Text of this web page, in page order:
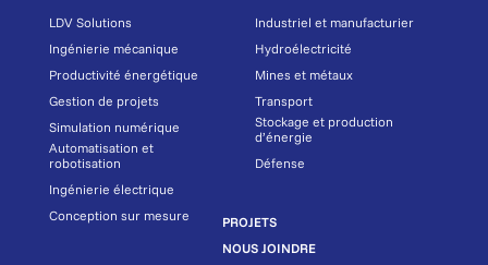
LDV Solutions
Ingénierie mécanique
Productivité énergétique
Gestion de projets
Simulation numérique
Automatisation et
robotisation
Ingénierie électrique
Conception sur mesure
Industriel et manufacturier
Hydroélectricité
Mines et métaux
Transport
Stockage et production
d’énergie
Défense
PROJETS
NOUS JOINDRE